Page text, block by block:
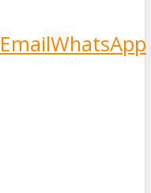
EmailWhatsApp